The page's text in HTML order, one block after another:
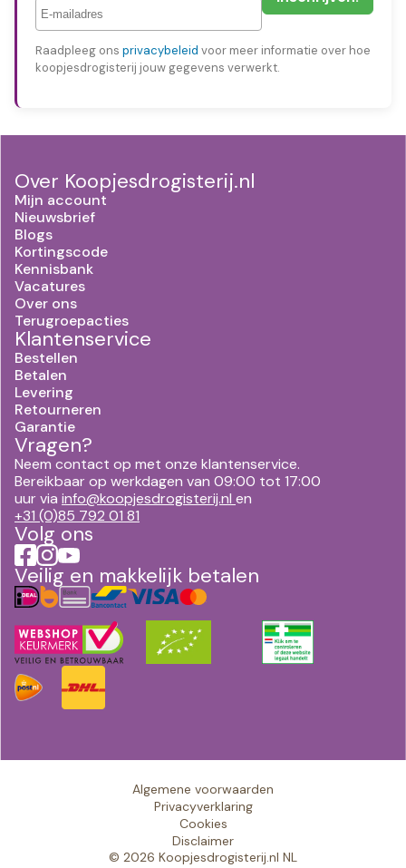
Raadpleeg ons privacybeleid voor meer informatie over hoe
koopjesdrogisterij jouw gegevens verwerkt.
Over Koopjesdrogisterij.nl
Mijn account
Nieuwsbrief
Blogs
Kortingscode
Kennisbank
Vacatures
Over ons
Terugroepacties
Klantenservice
Bestellen
Betalen
Levering
Retourneren
Garantie
Vragen?
Neem contact op met onze klantenservice.
Bereikbaar op werkdagen van 09:00 tot 17:00
uur via info@koopjesdrogisterij.nl en
+31 (0)85 792 01 81
Volg ons
Veilig en makkelijk betalen
© 2026 Koopjesdrogisterij.nl NL
Algemene voorwaarden
Privacyverklaring
Cookies
Disclaimer